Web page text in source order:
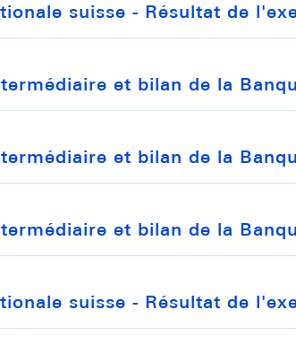
suisse - Résultat de
et bilan de la
et bilan de la
et bilan de la
suisse - Résultat de